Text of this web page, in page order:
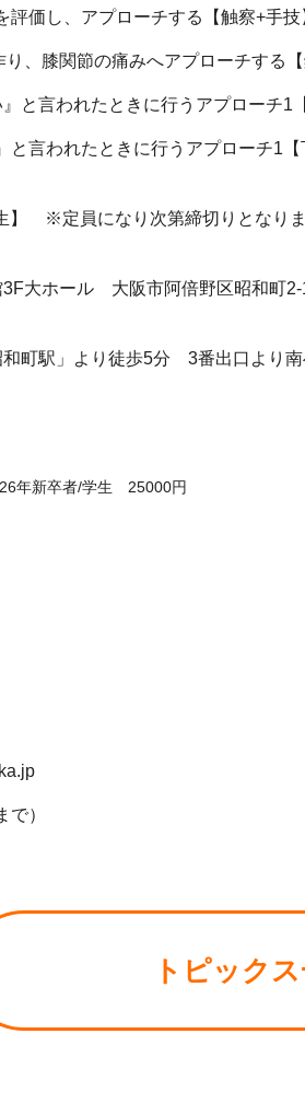
価し、アプローチする【触察+手技
膝関節の痛みへアプローチする【
言われたときに行うアプローチ1【
言われたときに行うアプローチ1【
】 ※定員になり次第締切りとなり
大ホール 大阪市阿倍野区昭和町2-
町駅」より徒歩5分 3番出口より南
年新卒者/学生 25000円
）
トピック